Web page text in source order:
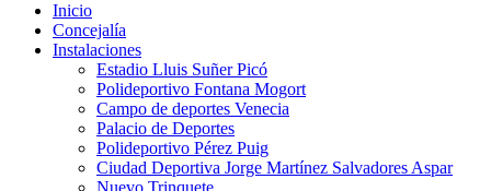
Inicio
Concejalía
Instalaciones
Estadio Lluis Suñer Picó
Polideportivo Fontana Mogort
Campo de deportes Venecia
Palacio de Deportes
Polideportivo Pérez Puig
Ciudad Deportiva Jorge Martínez Salvadores Aspar
Nuevo Trinquete